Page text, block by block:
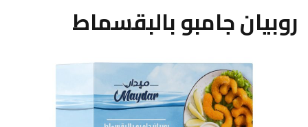
روبيان جامبو بالبقسماط